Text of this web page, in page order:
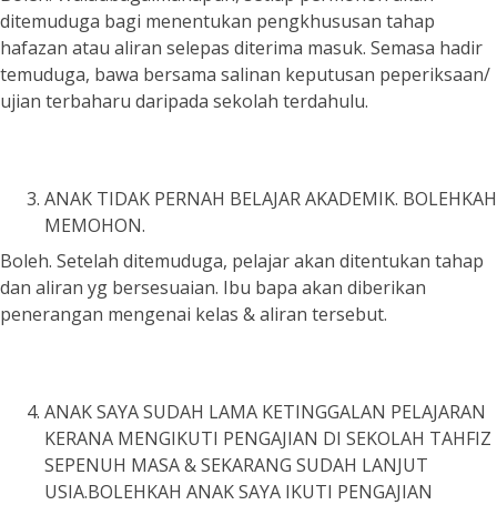
ditemuduga bagi menentukan pengkhususan tahap
hafazan atau aliran selepas diterima masuk. Semasa hadir
temuduga, bawa bersama salinan keputusan peperiksaan/
ujian terbaharu daripada sekolah terdahulu.
ANAK TIDAK PERNAH BELAJAR AKADEMIK. BOLEHKAH
MEMOHON.
Boleh. Setelah ditemuduga, pelajar akan ditentukan tahap
dan aliran yg bersesuaian. Ibu bapa akan diberikan
penerangan mengenai kelas & aliran tersebut.
ANAK SAYA SUDAH LAMA KETINGGALAN PELAJARAN
KERANA MENGIKUTI PENGAJIAN DI SEKOLAH TAHFIZ
SEPENUH MASA & SEKARANG SUDAH LANJUT
USIA.BOLEHKAH ANAK SAYA IKUTI PENGAJIAN